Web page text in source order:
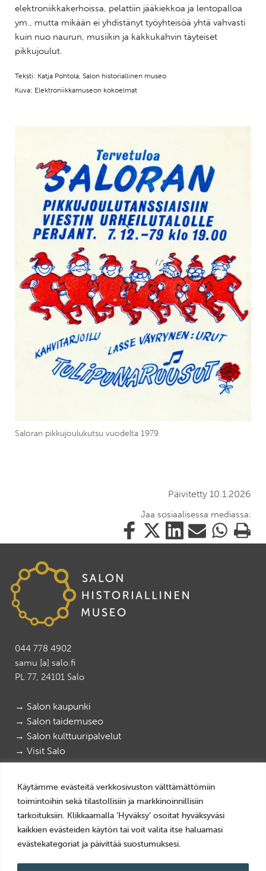
Käytämme evästeitä verkkosivuston välttämättömiin
toimintoihin sekä tilastollisiin ja markkinoinnillisiin
tarkoituksiin. Klikkaamalla ‘Hyväksy’ osoitat hyväksyväsi
kaikkien evästeiden käytön tai voit valita itse haluamasi
evästekategoriat ja päivittää suostumuksesi.
elektroniikkakerhoissa, pelattiin jääkiekkoa ja lentopalloa
ym., mutta mikään ei yhdistänyt työyhteisöä yhtä vahvasti
kuin nuo naurun, musiikin ja kakkukahvin täyteiset
pikkujoulut.
Teksti: Katja Pohtola, Salon historiallinen museo
Kuva: Elektroniikkamuseon kokoelmat
Saloran pikkujoulukutsu vuodelta 1979.
Päivitetty 10.1.2026
Jaa sosiaalisessa mediassa:
Jaa
tämä
Jaa
tämä
Jaa
tämä
Jaa
tämä
Jaa
tämä
Tulosta
tämä
044 778 4902
samu [a] salo.fi
PL 77, 24101 Salo
→ Salon kaupunki
→ Salon taidemuseo
→ Salon kulttuuripalvelut
→ Visit Salo
@salonpaikallismuseot
Tietosuoja